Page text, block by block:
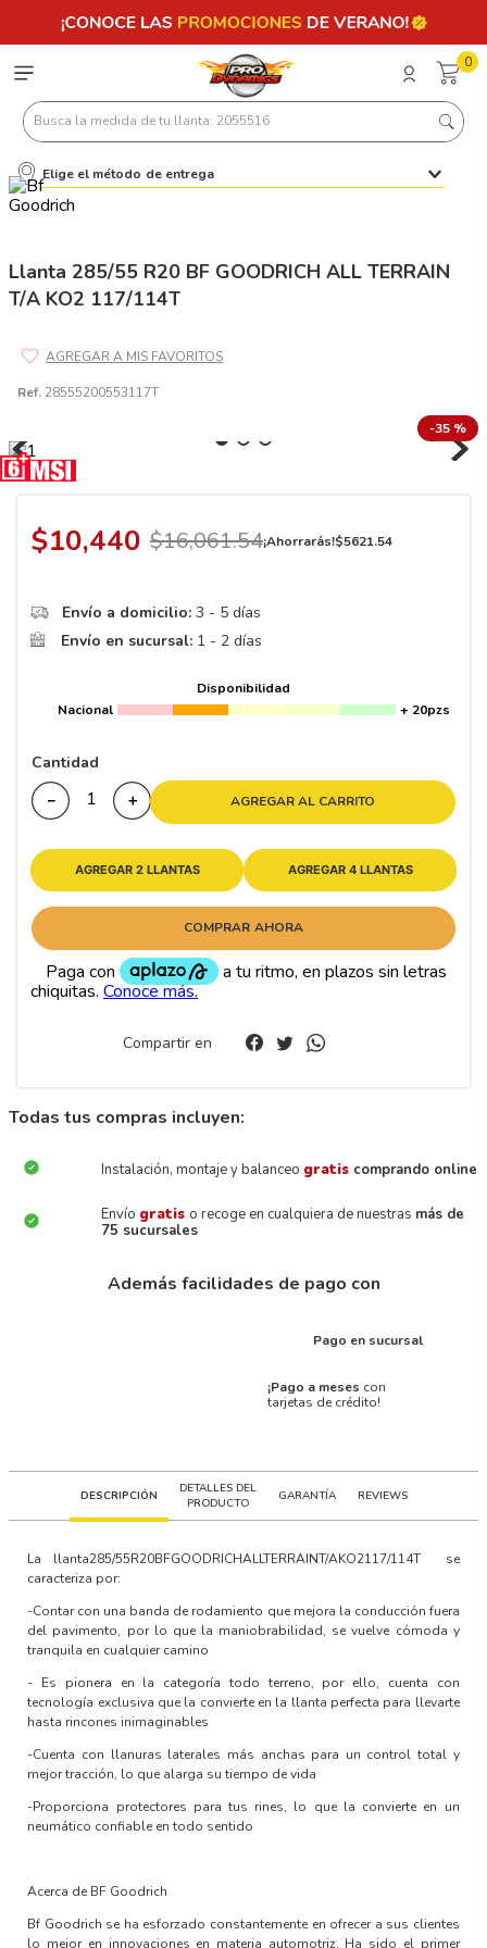
0
Busca la medida de tu llanta: 2055516
Elige el método de entrega
Llanta 285/55 R20 BF GOODRICH ALL TERRAIN
T/A KO2 117/114T
Ref. 28555200553117T
-35 %
$10,440 $16,061.54¡Ahorrarás!$5621.54
Envío a domicilio: 3 - 5 días
Envío en sucursal: 1 - 2 días
Disponibilidad
Nacional
+ 20pzs
Cantidad
＋
－ AGREGAR AL CARRITO
AGREGAR 2 LLANTAS AGREGAR 4 LLANTAS
COMPRAR AHORA
Compartir en
Todas tus compras incluyen:
Instalación, montaje y balanceo gratis comprando online
Envío gratis o recoge en cualquiera de nuestras más de
75 sucursales
Además facilidades de pago con
Pago en sucursal
¡Pago a meses con
tarjetas de crédito!
DESCRIPCIÓN
DETALLES DEL
PRODUCTO
GARANTÍA REVIEWS
La llanta285/55R20BFGOODRICHALLTERRAINT/AKO2117/114T
se
caracteriza por:
-Contar con una banda de rodamiento que mejora la conducción fuera
del pavimento, por lo que la maniobrabilidad, se vuelve cómoda y
tranquila en cualquier camino
- Es pionera en la categoría todo terreno, por ello, cuenta con
tecnología exclusiva que la convierte en la llanta perfecta para llevarte
hasta rincones inimaginables
-Cuenta con llanuras laterales más anchas para un control total y
mejor tracción, lo que alarga su tiempo de vida
-Proporciona protectores para tus rines, lo que la convierte en un
neumático confiable en todo sentido
Acerca de BF Goodrich
Bf Goodrich se ha esforzado constantemente en ofrecer a sus clientes
lo mejor en innovaciones en materia automotriz. Ha sido el primer
Términos más buscados
7 195 65 15